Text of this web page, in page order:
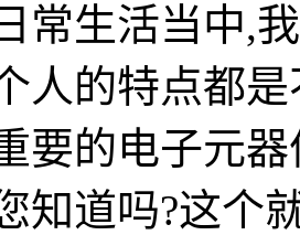
常生活当中,
人的特点都
要的电子元
知道吗?这个